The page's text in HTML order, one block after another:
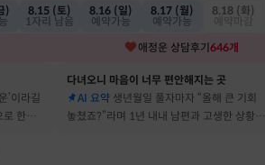
)
8.15 (토)
1자리 남음
8.16 (일)
예약가능
8.17 (월)
예약가능
8.18 (화)
애정운 상담후기 646개
’이라길
로 한참
다녀오니 마음이 너무 편안해지는 곳
AI 요약 생년월일 풀자마자 “올해 큰 기회
놓쳤죠?”라며 1년 내내 남편과 고생한 상황을